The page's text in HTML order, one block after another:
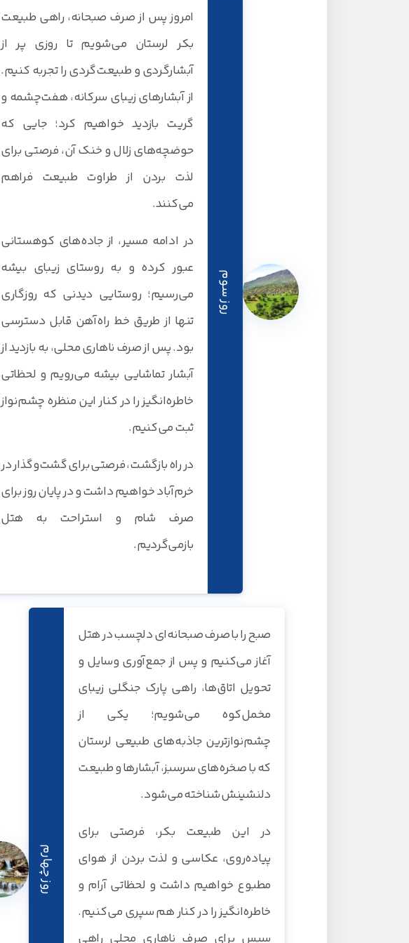
روز سوم
امروز پس از صرف صبحانه، راهی طبیعت
بکر لرستان می‌شویم تا روزی پر از
آبشارگردی و طبیعت‌گردی را تجربه کنیم.
از آبشارهای زیبای سرکانه، هفت‌چشمه و
گریت بازدید خواهیم کرد؛ جایی که
حوضچه‌های زلال و خنک آن، فرصتی برای
لذت بردن از طراوت طبیعت فراهم
می‌کنند.
در ادامه مسیر، از جاده‌های کوهستانی
عبور کرده و به روستای زیبای بیشه
می‌رسیم؛ روستایی دیدنی که روزگاری
تنها از طریق خط راه‌آهن قابل دسترسی
بود. پس از صرف ناهاری محلی، به بازدید از
آبشار تماشایی بیشه می‌رویم و لحظاتی
خاطره‌انگیز را در کنار این منظره چشم‌نواز
ثبت می‌کنیم.
در راه بازگشت، فرصتی برای گشت‌وگذار در
خرم‌آباد خواهیم داشت و در پایان روز برای
صرف شام و استراحت به هتل
بازمی‌گردیم.
روز چهارم
صبح را با صرف صبحانه‌ای دلچسب در هتل
آغاز می‌کنیم و پس از جمع‌آوری وسایل و
تحویل اتاق‌ها، راهی پارک جنگلی زیبای
مخمل‌کوه می‌شویم؛ یکی از
چشم‌نوازترین جاذبه‌های طبیعی لرستان
که با صخره‌های سرسبز، آبشارها و طبیعت
دلنشینش شناخته می‌شود.
در این طبیعت بکر، فرصتی برای
پیاده‌روی، عکاسی و لذت بردن از هوای
مطبوع خواهیم داشت و لحظاتی آرام و
خاطره‌انگیز را در کنار هم سپری می‌کنیم.
سپس برای صرف ناهاری محلی راهی